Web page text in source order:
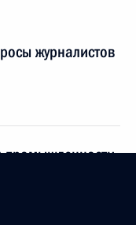
журналистов
промышленности